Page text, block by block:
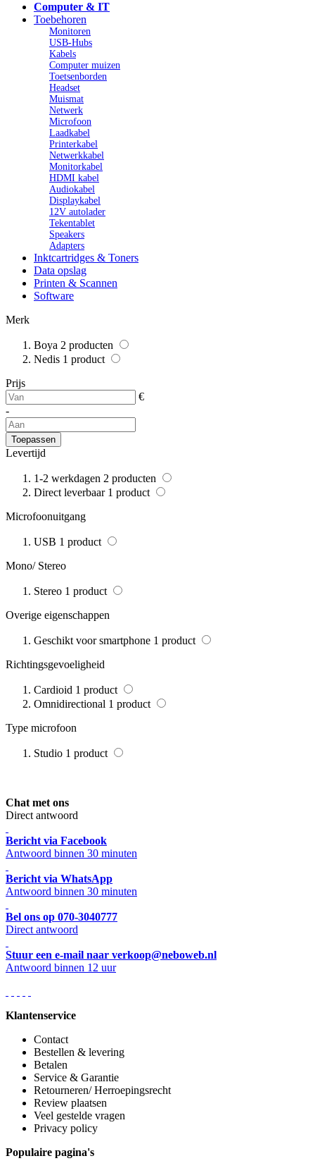
Computer & IT
Inktcartridges & Toners
Data opslag
Printen & Scannen
Toebehoren
Monitoren
USB-Hubs
Kabels
Computer muizen
Toetsenborden
Headset
Muismat
Netwerk
Microfoon
Laadkabel
Printerkabel
Netwerkkabel
Monitorkabel
HDMI kabel
Audiokabel
Displaykabel
12V autolader
Tekentablet
Speakers
Adapters
Software
Merk
Boya 2 producten
Nedis 1 product
Prijs
€
-
Toepassen
Levertijd
1-2 werkdagen 2 producten
Direct leverbaar 1 product
Microfoonuitgang
USB 1 product
Mono/ Stereo
Stereo 1 product
Overige eigenschappen
Geschikt voor smartphone 1 product
Richtingsgevoeligheid
Cardioid 1 product
Omnidirectional 1 product
Type microfoon
Studio 1 product
Chat met ons
Direct antwoord
Bericht via Facebook
Antwoord binnen 30 minuten
Bericht via WhatsApp
Antwoord binnen 30 minuten
Bel ons op 070-3040777
Direct antwoord
Stuur een e-mail naar verkoop@neboweb.nl
Antwoord binnen 12 uur
Klantenservice
Contact
Bestellen & levering
Betalen
Service & Garantie
Retourneren/ Herroepingsrecht
Review plaatsen
Veel gestelde vragen
Privacy policy
Populaire pagina's